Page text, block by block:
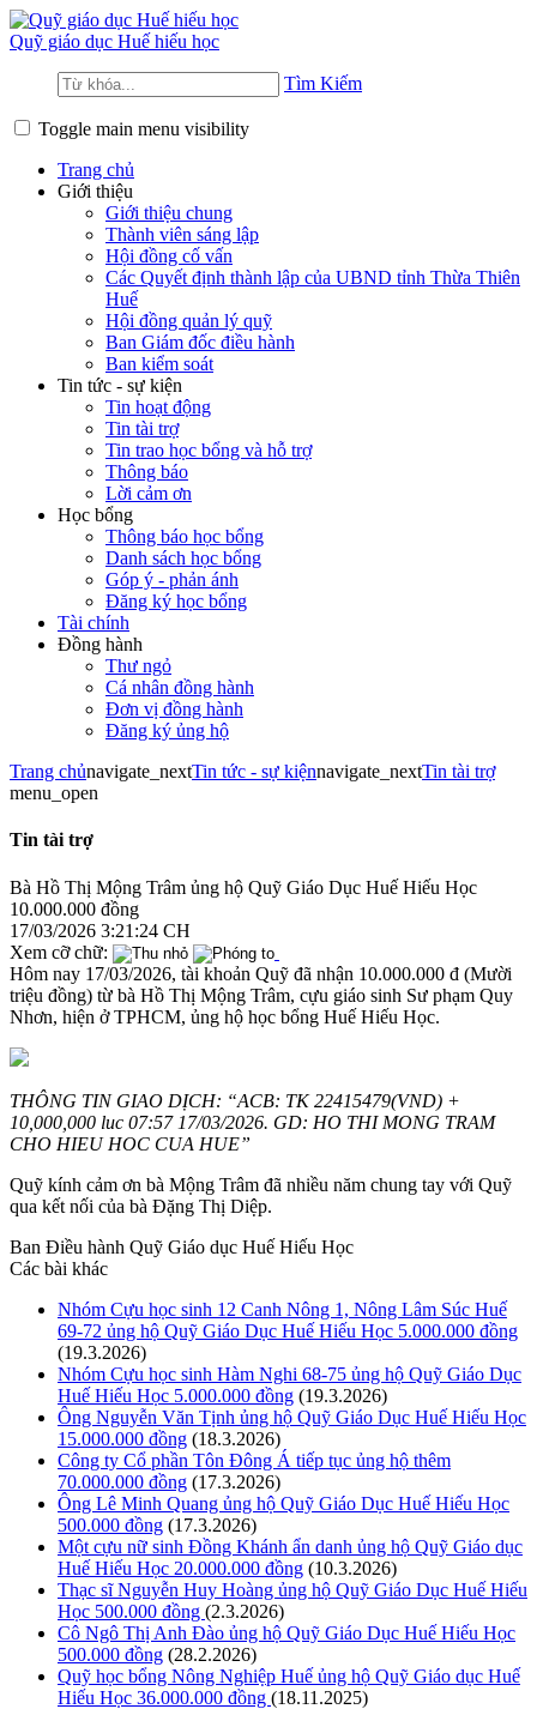
Quỹ giáo dục Huế hiếu học
Tìm Kiếm
Toggle main menu visibility
Trang chủ
Giới thiệu
Giới thiệu chung
Thành viên sáng lập
Hội đồng cố vấn
Các Quyết định thành lập của UBND tỉnh Thừa Thiên
Huế
Hội đồng quản lý quỹ
Ban Giám đốc điều hành
Ban kiểm soát
Tin tức - sự kiện
Tin hoạt động
Tin tài trợ
Tin trao học bổng và hỗ trợ
Thông báo
Lời cảm ơn
Học bổng
Thông báo học bổng
Danh sách học bổng
Góp ý - phản ánh
Đăng ký học bổng
Tài chính
Đồng hành
Thư ngỏ
Cá nhân đồng hành
Đơn vị đồng hành
Đăng ký ủng hộ
Trang chủnavigate_nextTin tức - sự kiệnnavigate_nextTin tài trợ
menu_open
Tin tài trợ
Bà Hồ Thị Mộng Trâm ủng hộ Quỹ Giáo Dục Huế Hiếu Học
10.000.000 đồng
17/03/2026 3:21:24 CH
Xem cỡ chữ:
Hôm nay 17/03/2026, tài khoản Quỹ đã nhận 10.000.000 đ (Mười
triệu đồng) từ bà Hồ Thị Mộng Trâm, cựu giáo sinh Sư phạm Quy
Nhơn, hiện ở TPHCM, ủng hộ học bổng Huế Hiếu Học.
THÔNG TIN GIAO DỊCH: “ACB: TK 22415479(VND) +
10,000,000 luc 07:57 17/03/2026. GD: HO THI MONG TRAM
CHO HIEU HOC CUA HUE”
Quỹ kính cảm ơn bà Mộng Trâm đã nhiều năm chung tay với Quỹ
qua kết nối của bà Đặng Thị Diệp.
Ban Điều hành Quỹ Giáo dục Huế Hiếu Học
Các bài khác
Nhóm Cựu học sinh 12 Canh Nông 1, Nông Lâm Súc Huế
69-72 ủng hộ Quỹ Giáo Dục Huế Hiếu Học 5.000.000 đồng
(19.3.2026)
Nhóm Cựu học sinh Hàm Nghi 68-75 ủng hộ Quỹ Giáo Dục
Huế Hiếu Học 5.000.000 đồng (19.3.2026)
Ông Nguyễn Văn Tịnh ủng hộ Quỹ Giáo Dục Huế Hiếu Học
15.000.000 đồng (18.3.2026)
Công ty Cổ phần Tôn Đông Á tiếp tục ủng hộ thêm
70.000.000 đồng (17.3.2026)
Ông Lê Minh Quang ủng hộ Quỹ Giáo Dục Huế Hiếu Học
500.000 đồng (17.3.2026)
Một cựu nữ sinh Đồng Khánh ẩn danh ủng hộ Quỹ Giáo dục
Huế Hiếu Học 20.000.000 đồng (10.3.2026)
Thạc sĩ Nguyễn Huy Hoàng ủng hộ Quỹ Giáo Dục Huế Hiếu
Học 500.000 đồng (2.3.2026)
Cô Ngô Thị Anh Đào ủng hộ Quỹ Giáo Dục Huế Hiếu Học
500.000 đồng (28.2.2026)
Quỹ học bổng Nông Nghiệp Huế ủng hộ Quỹ Giáo dục Huế
Hiếu Học 36.000.000 đồng (18.11.2025)